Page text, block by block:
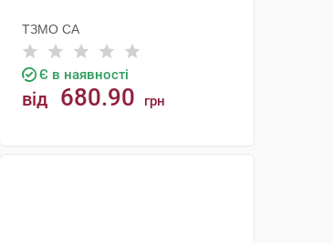
ТЗМО СА
Є в наявності
від 680.90 грн